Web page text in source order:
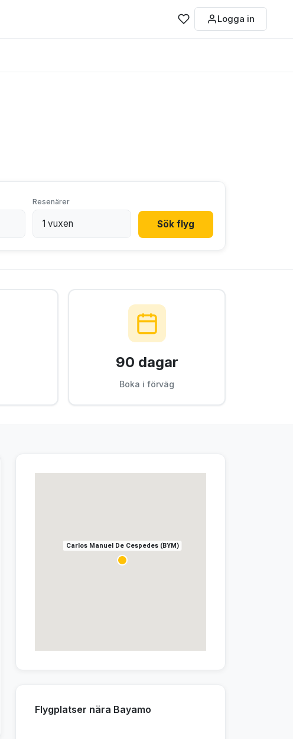
Logga in
Resenärer
Sök flyg
90 dagar
Boka i förväg
Carlos Manuel De Cespedes (BYM)
Flygplatser nära Bayamo